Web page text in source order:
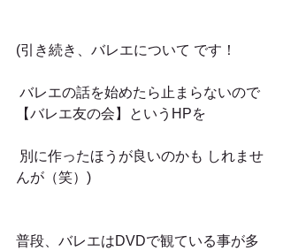
(引き続き、バレエについて です！
【バレエ友の会】というHPを
んが（笑）)
普段、バレエはDVDで観ている事が多